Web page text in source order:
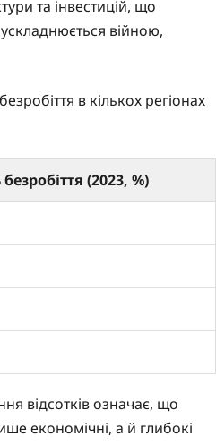
та інвестицій, що
війною,
в кількох регіонах
безробіття (2023, %)
відсотків означає, що
економічні, а й глибокі